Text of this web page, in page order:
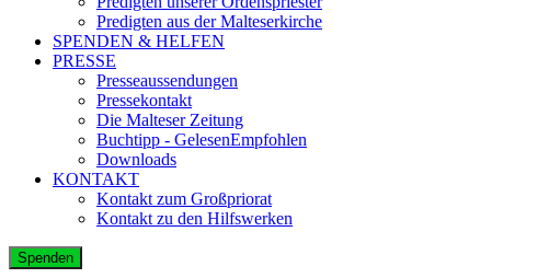
Predigten aus der Malteserkirche
SPENDEN & HELFEN
PRESSE
Presseaussendungen
Pressekontakt
Die Malteser Zeitung
Buchtipp - GelesenEmpfohlen
Downloads
KONTAKT
Kontakt zum Großpriorat
Kontakt zu den Hilfswerken
Spenden